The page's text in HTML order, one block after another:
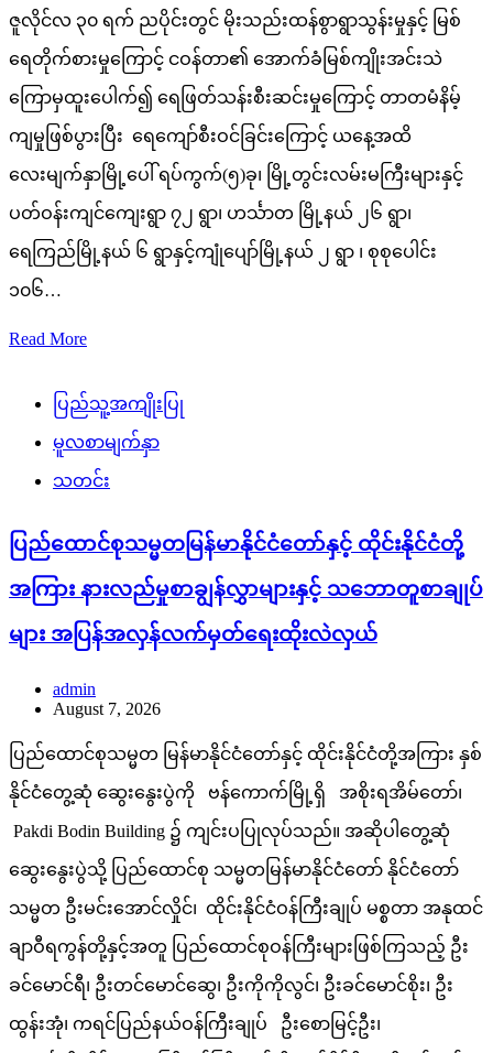
ဇူလိုင်လ ၃၀ ရက် ညပိုင်းတွင် မိုးသည်းထန်စွာရွာသွန်းမှုနှင့် မြစ်
ရေတိုက်စားမှုကြောင့် ငဝန်တာ၏ အောက်ခံမြစ်ကျိုးအင်းသဲ
ကြောမှထူးပေါက်၍ ရေဖြတ်သန်းစီးဆင်းမှုကြောင့် တာတမံနိမ့်
ကျမှုဖြစ်ပွားပြီး ရေကျော်စီးဝင်ခြင်းကြောင့် ယနေ့အထိ
လေးမျက်နှာမြို့ပေါ် ရပ်ကွက်(၅)ခု၊ မြို့တွင်းလမ်းမကြီးများနှင့်
ပတ်ဝန်းကျင်ကျေးရွာ ၇၂ ရွာ၊ ဟင်္သာတ မြို့နယ် ၂၆ ရွာ၊
ရေကြည်မြို့နယ် ၆ ရွာနှင့်ကျုံပျော်မြို့နယ် ၂ ရွာ ၊ စုစုပေါင်း
၁၀၆…
Read More
ပြည်သူ့အကျိုးပြု
မူလစာမျက်နှာ
သတင်း
ပြည်ထောင်စုသမ္မတမြန်မာနိုင်ငံတော်နှင့် ထိုင်းနိုင်ငံတို့
အကြား နားလည်မှုစာချွန်လွှာများနှင့် သဘောတူစာချုပ်
များ အပြန်အလှန်လက်မှတ်ရေးထိုးလဲလှယ်
admin
August 7, 2026
ပြည်ထောင်စုသမ္မတ မြန်မာနိုင်ငံတော်နှင့် ထိုင်းနိုင်ငံတို့အကြား နှစ်
နိုင်ငံတွေ့ဆုံ ဆွေးနွေးပွဲကို ဗန်ကောက်မြို့ရှိ အစိုးရအိမ်တော်၊
Pakdi Bodin Building ၌ ကျင်းပပြုလုပ်သည်။ အဆိုပါတွေ့ဆုံ
ဆွေးနွေးပွဲသို့ ပြည်ထောင်စု သမ္မတမြန်မာနိုင်ငံတော် နိုင်ငံတော်
သမ္မတ ဦးမင်းအောင်လှိုင်၊ ထိုင်းနိုင်ငံဝန်ကြီးချုပ် မစ္စတာ အနုထင်
ချာဝီရကွန်တို့နှင့်အတူ ပြည်ထောင်စုဝန်ကြီးများဖြစ်ကြသည့် ဦး
ခင်မောင်ရီ၊ ဦးတင်မောင်ဆွေ၊ ဦးကိုကိုလွင်၊ ဦးခင်မောင်စိုး၊ ဦး
ထွန်းအုံ၊ ကရင်ပြည်နယ်ဝန်ကြီးချုပ် ဦးစောမြင့်ဦး၊